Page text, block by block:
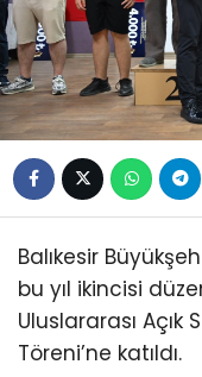
Balıkesir
bu yıl ikincisi
Uluslararası Açık
Töreni’ne katıldı.